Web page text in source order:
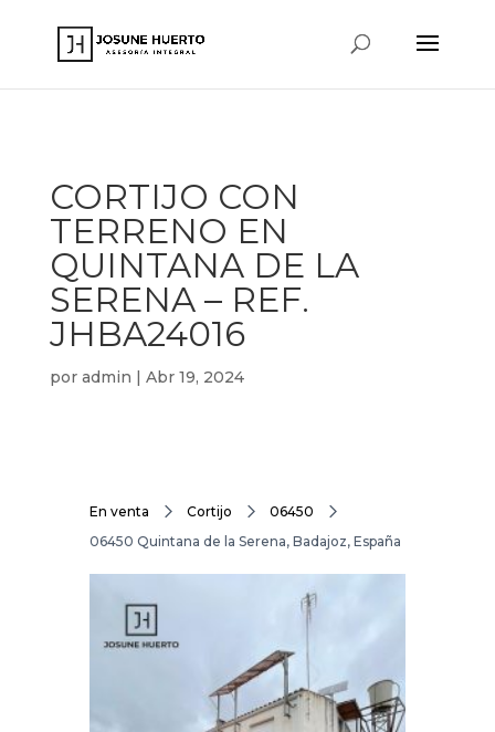
CORTIJO CON
TERRENO EN
QUINTANA DE LA
SERENA – REF.
JHBA24016
por admin | Abr 19, 2024
En venta Cortijo
06450
06450 Quintana de la Serena, Badajoz, España